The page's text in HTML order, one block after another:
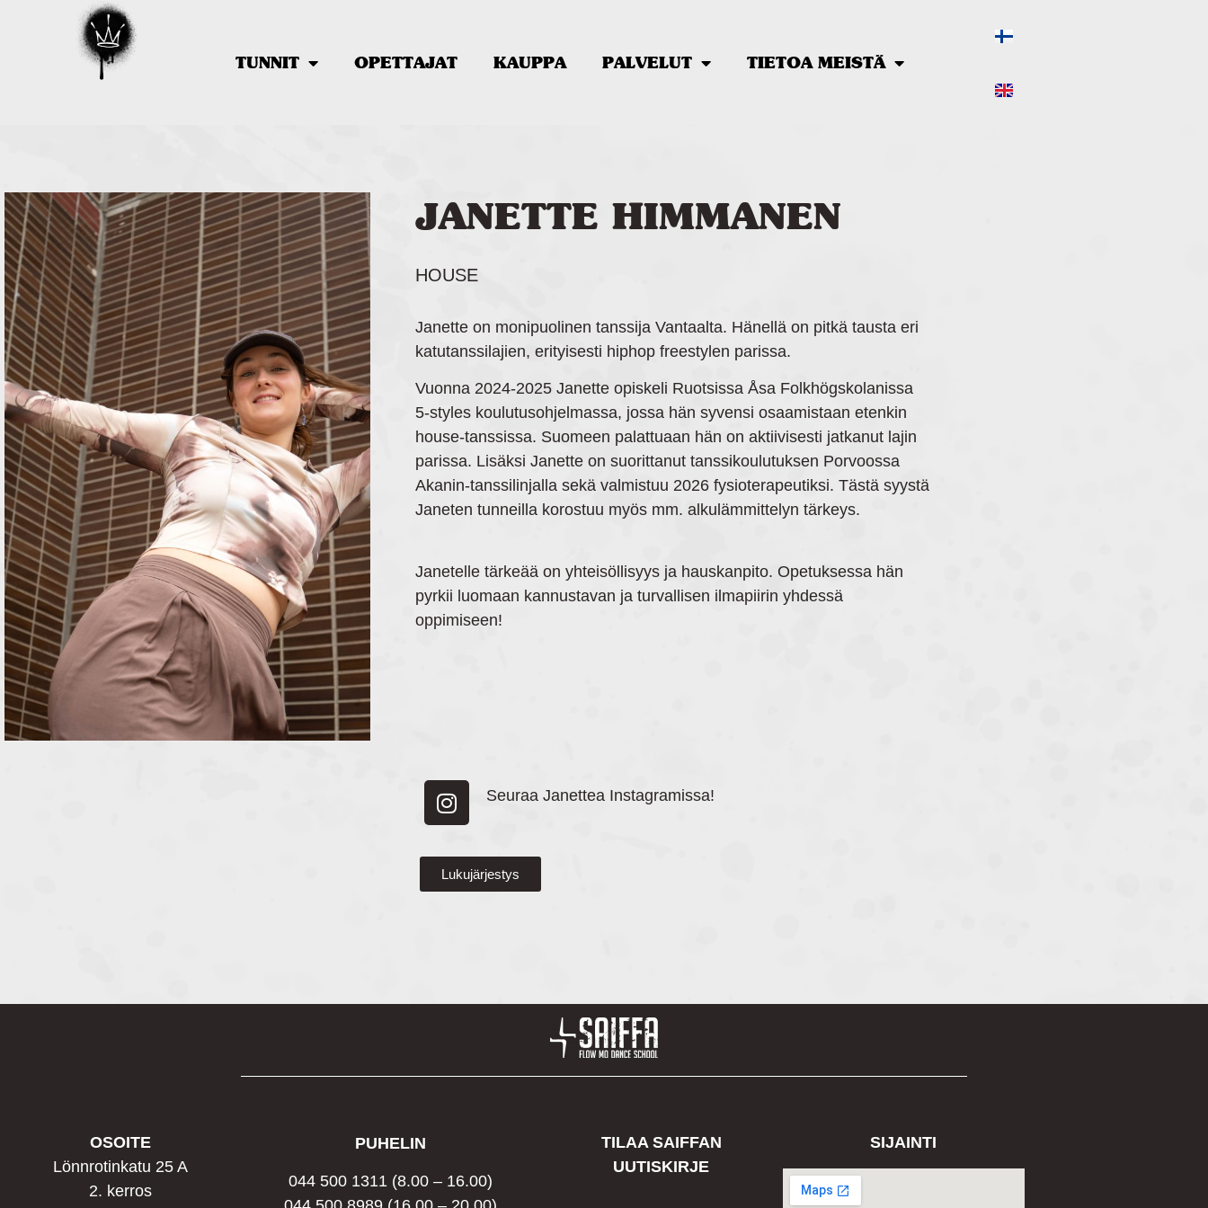
TUNNIT OPETTAJAT KAUPPA PALVELUT TIETOA MEISTÄ
JANETTE HIMMANEN
HOUSE
Janette on monipuolinen tanssija Vantaalta. Hänellä on pitkä tausta eri
katutanssilajien, erityisesti hiphop freestylen parissa.
Vuonna 2024-2025 Janette opiskeli Ruotsissa Åsa Folkhögskolanissa
5-styles koulutusohjelmassa, jossa hän syvensi osaamistaan etenkin
house-tanssissa. Suomeen palattuaan hän on aktiivisesti jatkanut lajin
parissa. Lisäksi Janette on suorittanut tanssikoulutuksen Porvoossa
Akanin-tanssilinjalla sekä valmistuu 2026 fysioterapeutiksi. Tästä syystä
Janeten tunneilla korostuu myös mm. alkulämmittelyn tärkeys.
Janetelle tärkeää on yhteisöllisyys ja hauskanpito. Opetuksessa hän
pyrkii luomaan kannustavan ja turvallisen ilmapiirin yhdessä
oppimiseen!
Seuraa Janettea Instagramissa!
Lukujärjestys
OSOITE
Lönnrotinkatu 25 A
2. kerros
PUHELIN
044 500 1311 (8.00 – 16.00)
TILAA SAIFFAN
UUTISKIRJE
SIJAINTI